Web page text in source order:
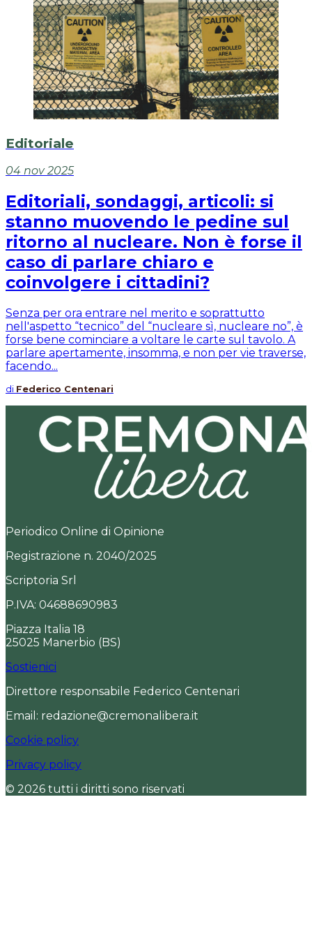
Editoriale
04 nov 2025
Editoriali, sondaggi, articoli: si
stanno muovendo le pedine sul
ritorno al nucleare. Non è forse il
caso di parlare chiaro e
coinvolgere i cittadini?
Senza per ora entrare nel merito e soprattutto
nell'aspetto “tecnico” del “nucleare sì, nucleare no”, è
forse bene cominciare a voltare le carte sul tavolo. A
parlare apertamente, insomma, e non per vie traverse,
facendo...
di Federico Centenari
Periodico Online di Opinione
Registrazione n. 2040/2025
Scriptoria Srl
P.IVA: 04688690983
Piazza Italia 18
25025 Manerbio (BS)
Sostienici
Direttore responsabile Federico Centenari
Email: redazione@cremonalibera.it
Cookie policy
Privacy policy
© 2026 tutti i diritti sono riservati